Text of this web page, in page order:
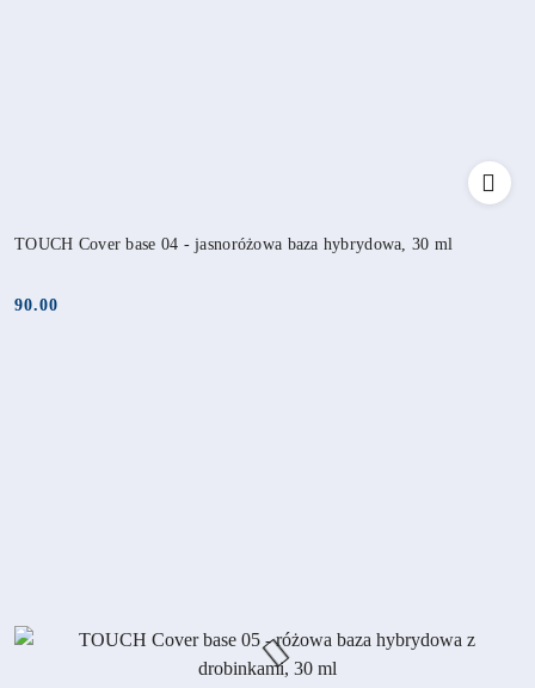
TOUCH Cover base 04 - jasnoróżowa baza hybrydowa, 30 ml
Cena:
90.00